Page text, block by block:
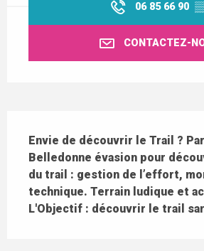
06 85 66 90
CONTACTEZ-
Envie de découvrir le Trail ?
Belledonne évasion pour
du trail : gestion de l’effort,
technique. Terrain ludique et
L'Objectif : découvrir le trail